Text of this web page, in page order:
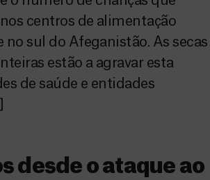
centros de alimentação
no sul do Afeganistão. As secas
estão a agravar esta
de saúde e entidades
desde o ataque ao